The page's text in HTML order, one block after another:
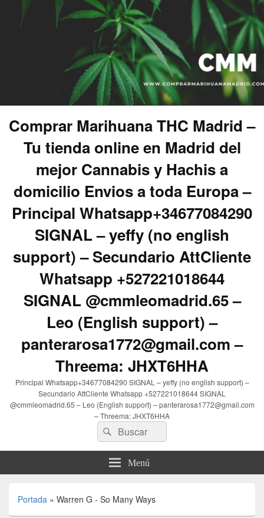
Comprar Marihuana THC Madrid –
Tu tienda online en Madrid del
mejor Cannabis y Hachis a
domicilio Envios a toda Europa –
Principal Whatsapp+34677084290
SIGNAL – yeffy (no english
support) – Secundario AttCliente
Whatsapp +527221018644
SIGNAL @cmmleomadrid.65 –
Leo (English support) –
panterarosa1772@gmail.com –
Threema: JHXT6HHA
Principal Whatsapp+34677084290 SIGNAL – yeffy (no english support) –
Secundario AttCliente Whatsapp +527221018644 SIGNAL
@cmmleomadrid.65 – Leo (English support) – panterarosa1772@gmail.com
– Threema: JHXT6HHA
Buscar
por:
Buscar
Menú
Portada » Warren G - So Many Ways